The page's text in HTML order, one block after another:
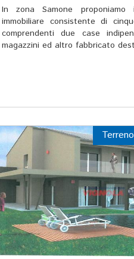
In zona Samone proponiamo
immobiliare consistente di
comprendenti due case
magazzini ed altro fabbricato